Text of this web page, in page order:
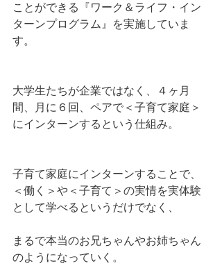
ことができる『ワーク＆ライフ・イン
ターンプログラム』を実施していま
す。
大学生たちが企業ではなく、４ヶ月
間、月に６回、ペアで＜子育て家庭＞
にインターンするという仕組み。
子育て家庭にインターンすることで、
＜働く＞や＜子育て＞の実情を実体験
として学べるというだけでなく、
まるで本当のお兄ちゃんやお姉ちゃん
のようになっていく。